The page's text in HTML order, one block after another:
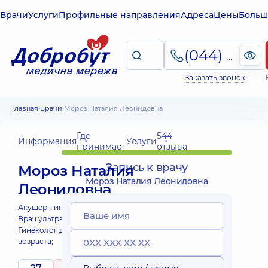
ВрачиУслугиПрофильные направленияАдресаЦены
(044) 495-2-888
Заказать звонок
Главная Врачи Мороз Наталия Леонидовна
ИнформацияГде
принимаетУслуги544
отзыва
Мороз Наталия
Леонидовна
Акушер-гинеколог;
Врач ультразвуковой диагностики;
Гинеколог детского и подросткового
возраста;
Запись к врачу
Мороз Наталия Леонидовна